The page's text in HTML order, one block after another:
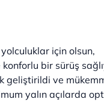
için olsun,
bir sürüş
ve
yalın açılarda